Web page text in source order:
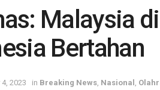
Malaysia
Bertahan
2023 in Breaking News Nasional